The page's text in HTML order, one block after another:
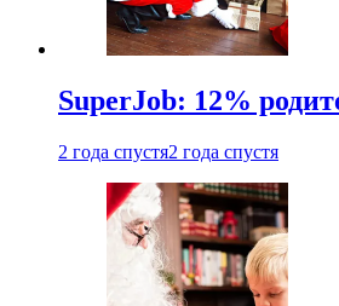
SuperJob: 12%
2 года спустя2 года спустя